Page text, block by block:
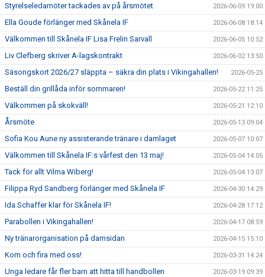
Styrelseledamöter tackades av på årsmötet 2026-06-09 19:00
Ella Goude förlänger med Skånela IF 2026-06-08 18:14
Välkommen till Skånela IF Lisa Frelin Sarvall 2026-06-05 10:52
Liv Clefberg skriver A-lagskontrakt 2026-06-02 13:50
Säsongskort 2026/27 släppta – säkra din plats i Vikingahallen! 2026-05-25
Beställ din grillåda inför sommaren! 2026-05-22 11:25
Välkommen på skokväll! 2026-05-21 12:10
Årsmöte 2026-05-13 09:04
Sofia Kou Aune ny assisterande tränare i damlaget 2026-05-07 10:07
Välkommen till Skånela IF:s vårfest den 13 maj! 2026-05-04 14:05
Tack för allt Vilma Wiberg! 2026-05-04 13:07
Filippa Ryd Sandberg förlänger med Skånela IF 2026-04-30 14:29
Ida Schaffer klar för Skånela IF! 2026-04-28 17:12
Parabollen i Vikingahallen! 2026-04-17 08:59
Ny tränarorganisation på damsidan 2026-04-15 15:10
Kom och fira med oss! 2026-03-31 14:24
Unga ledare får fler barn att hitta till handbollen 2026-03-19 09:39